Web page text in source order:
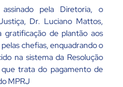
pela Diretoria, o
Dr. Luciano Mattos,
gratificação de plantão aos
chefias, enquadrando o
na sistema da Resolução
trata do pagamento de
MPRJ